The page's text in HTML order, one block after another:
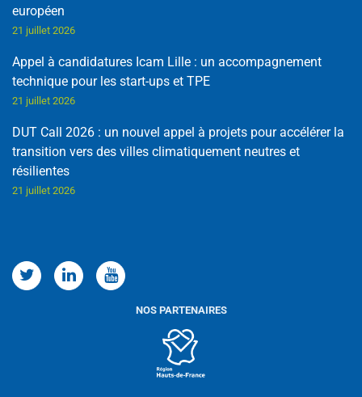
européen
21 juillet 2026
Appel à candidatures Icam Lille : un accompagnement
technique pour les start-ups et TPE
21 juillet 2026
DUT Call 2026 : un nouvel appel à projets pour accélérer la
transition vers des villes climatiquement neutres et
résilientes
21 juillet 2026